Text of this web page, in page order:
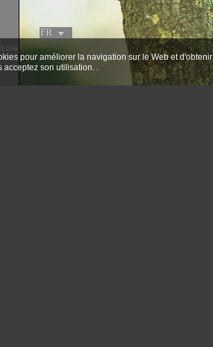
pour améliorer la navigation sur le Web et
acceptez son utilisation. .